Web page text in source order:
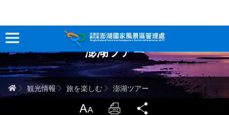
跳
到
主
要
內
容
観光情報
澎湖を深く知る
澎湖ツアー
ホーム
観光情報 旅を楽しむ 澎湖ツアー
LargrType Print